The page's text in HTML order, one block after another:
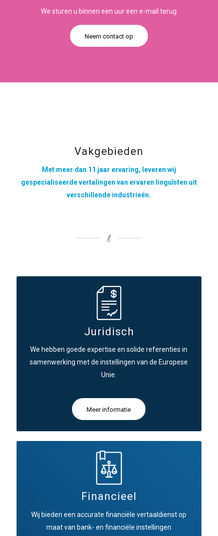
We sturen u binnen een uur een e-mail terug
Neem contact op
Vakgebieden
Met meer dan 11 jaar ervaring, leveren wij
gespecialiseerde vertalingen van ervaren linguïsten uit
verschillende industrieën.
Juridisch
We hebben goede expertise en solide referenties in
samenwerking met de instellingen van de Europese
Unie.
Meer informatie
Financieel
Wij bieden een accurate financiële vertaaldienst op
maat van bank- en financiële instellingen